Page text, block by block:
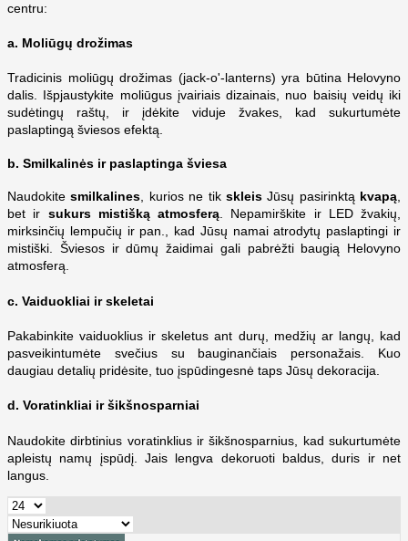
centru:
a. Moliūgų drožimas
Tradicinis moliūgų drožimas (jack-o'-lanterns) yra būtina Helovyno
dalis. Išpjaustykite moliūgus įvairiais dizainais, nuo baisių veidų iki
sudėtingų raštų, ir įdėkite viduje žvakes, kad sukurtumėte
paslaptingą šviesos efektą.
b. Smilkalinės ir paslaptinga šviesa
Naudokitesmilkalines, kurios ne tik skleisJūsų pasirinktą kvapą,
bet ir sukurs mistišką atmosferą. Nepamirškite ir LED žvakių,
mirksinčių lempučių ir pan., kad Jūsų namai atrodytų paslaptingi ir
mistiški. Šviesos ir dūmų žaidimai gali pabrėžti baugią Helovyno
atmosferą.
c. Vaiduokliai ir skeletai
Pakabinkite vaiduoklius ir skeletus ant durų, medžių ar langų, kad
pasveikintumėte svečius su bauginančiais personažais. Kuo
daugiau detalių pridėsite, tuo įspūdingesnė taps Jūsų dekoracija.
d. Voratinkliai ir šikšnosparniai
Naudokite dirbtinius voratinklius ir šikšnosparnius, kad sukurtumėte
apleistų namų įspūdį. Jais lengva dekoruoti baldus, duris ir net
langus.